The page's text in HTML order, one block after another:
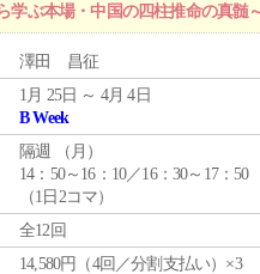
ぶ本場・中国の四柱推命の真髄
澤田 昌征
1月 25日 ～ 4月 4日
B Week
隔週 （ 月 ）
14：50～16：10／16：30～17：50
（1日2コマ）
全12回
14,580円（4回／分割支払い）×3